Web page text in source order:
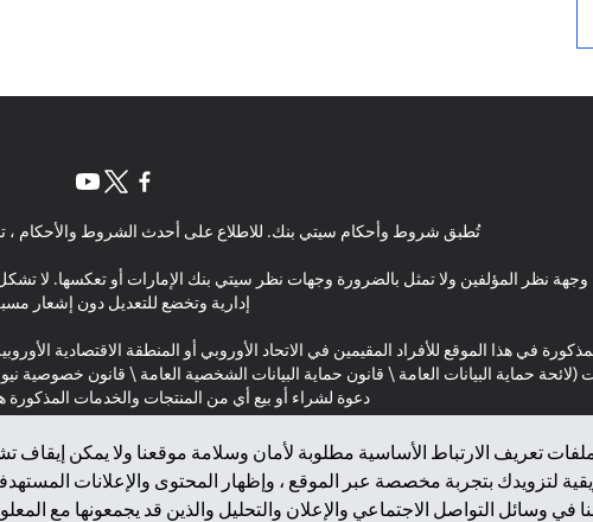
تعريف الارتباط الأساسية مطلوبة لأمان وسلامة موقعنا ولا يمكن إيقاف
لتزويدك بتجربة مخصصة عبر الموقع ، وإظهار المحتوى والإعلانات
وسائل التواصل الاجتماعي والإعلان والتحليل والذين قد يجمعونها مع
تُطبق شروط وأحكام سيتي بنك. للاطلاع على أحدث الشروط والأحكام ،
وجهة نظر المؤلفين ولا تمثل بالضرورة وجهات نظر سيتي بنك الإمارات أو تعكسها. لا
إدارية وتخضع للتعديل دون إشعار
في هذا الموقع للأفراد المقيمين في الاتحاد الأوروبي أو المنطقة الاقتصادية
(لائحة حماية البيانات العامة \ قانون حماية البيانات الشخصية العامة \ قانون
دعوة لشراء أو بيع أي من المنتجات والخدمات المذكورة
*GDPR – اللائحة العامة لحماية البيانات؛ * LGPD – Lei Geral de Proteção de Dados Pessoais ; *NZPA – قانون الخصوصية النيوزيلندي
2025 citibank.ae